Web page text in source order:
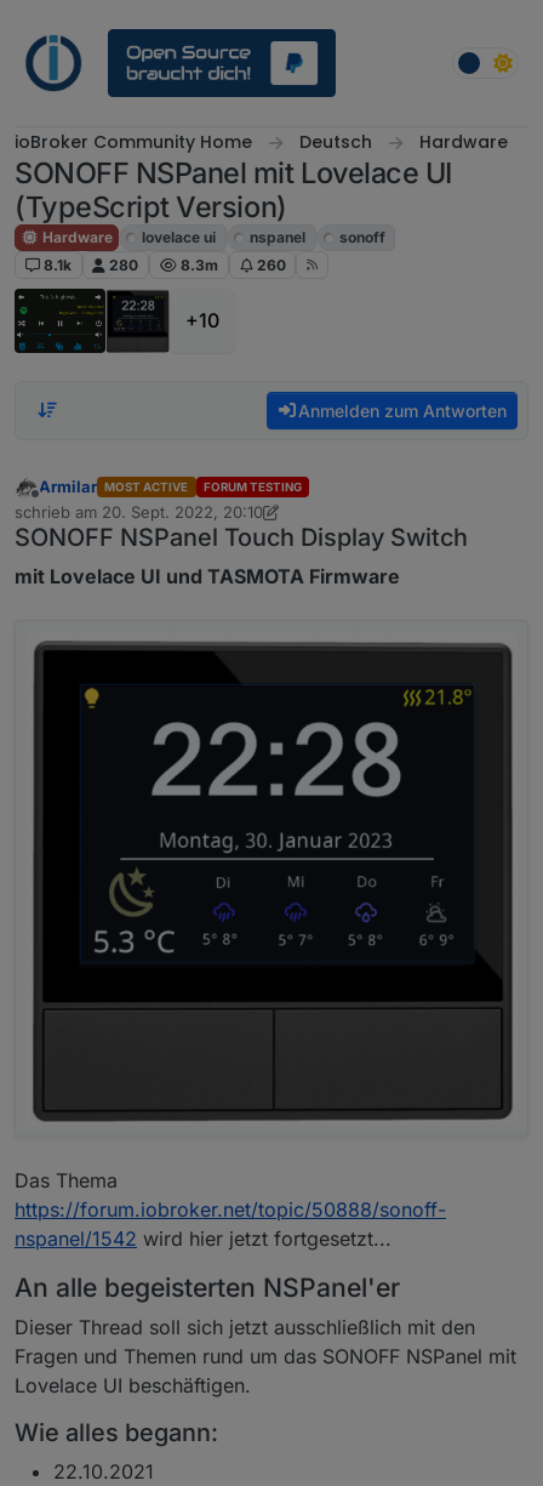
ioBroker Community Home Deutsch Hardware
SONOFF NSPanel mit Lovelace UI
(TypeScript Version)
Hardware lovelace ui nspanel
sonoff
8.1k
280 8.3m 260
+10
Anmelden zum Antworten
Offline
Armilar MOST ACTIVE FORUM TESTING
schrieb am 20. Sept. 2022, 20:10
zuletzt editiert von Armilar3. Jan. 2026, 20:39
SONOFF NSPanel Touch Display Switch
mit Lovelace UI und TASMOTA Firmware
Das Thema
https://forum.iobroker.net/topic/50888/sonoff-
nspanel/1542 wird hier jetzt fortgesetzt...
An alle begeisterten NSPanel'er
Dieser Thread soll sich jetzt ausschließlich mit den
Fragen und Themen rund um das SONOFF NSPanel mit
Lovelace UI beschäftigen.
Wie alles begann:
22.10.2021